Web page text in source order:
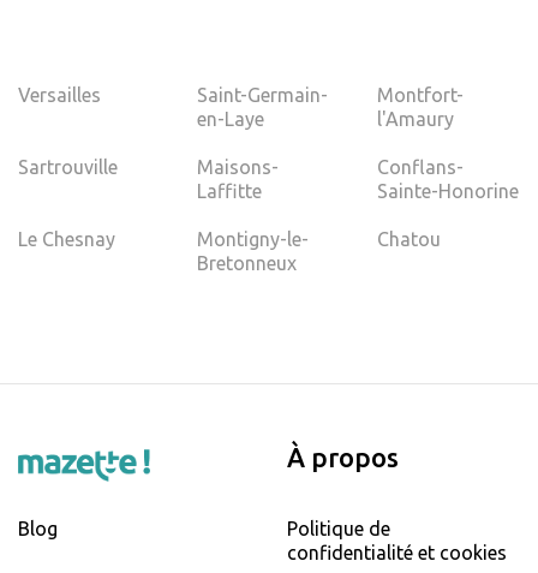
Versailles
Saint-Germain-
en-Laye
Montfort-
l'Amaury
Sartrouville
Maisons-
Laffitte
Conflans-
Sainte-Honorine
Le Chesnay
Montigny-le-
Bretonneux
Chatou
Blog
À propos
Politique de
confidentialité et cookies